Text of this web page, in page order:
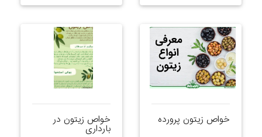
خواص زیتون پرورده خواص زیتون در
بارداری